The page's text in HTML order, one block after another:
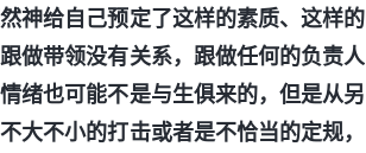
神给自己预定了这样的素质、这样的
做带领没有关系，跟做任何的负责人
绪也可能不是与生俱来的，但是从另
大不小的打击或者是不恰当的定规，